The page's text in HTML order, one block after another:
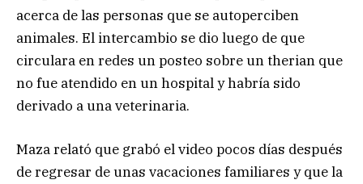
acerca de las personas que se autoperciben
animales. El intercambio se dio luego de que
circulara en redes un posteo sobre un therian que
no fue atendido en un hospital y habría sido
derivado a una veterinaria.
Maza relató que grabó el video pocos días después
de regresar de unas vacaciones familiares y que la